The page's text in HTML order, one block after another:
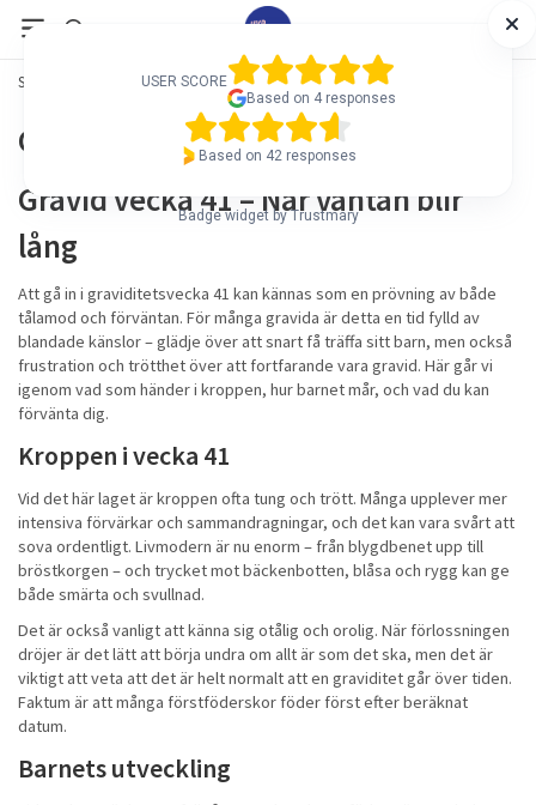
Startsida / Gravid vecka 41
Gravid vecka 41
Gravid vecka 41 – När väntan blir
lång
Att gå in i graviditetsvecka 41 kan kännas som en prövning av både
tålamod och förväntan. För många gravida är detta en tid fylld av
blandade känslor – glädje över att snart få träffa sitt barn, men också
frustration och trötthet över att fortfarande vara gravid. Här går vi
igenom vad som händer i kroppen, hur barnet mår, och vad du kan
förvänta dig.
Kroppen i vecka 41
Vid det här laget är kroppen ofta tung och trött. Många upplever mer
intensiva förvärkar och sammandragningar, och det kan vara svårt att
sova ordentligt. Livmodern är nu enorm – från blygdbenet upp till
bröstkorgen – och trycket mot bäckenbotten, blåsa och rygg kan ge
både smärta och svullnad.
Det är också vanligt att känna sig otålig och orolig. När förlossningen
dröjer är det lätt att börja undra om allt är som det ska, men det är
viktigt att veta att det är helt normalt att en graviditet går över tiden.
Faktum är att många förstföderskor föder först efter beräknat
datum.
Barnets utveckling
USER SCORE
Based on 4 responses
Based on 42 responses
Badge widget by Trustmary
USER SCORE
Based on 4 responses
Based on 42 responses
Badge widget by Trustmary